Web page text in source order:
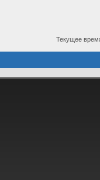
Текущее